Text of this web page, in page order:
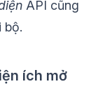
API cũng
bộ.
ích mở